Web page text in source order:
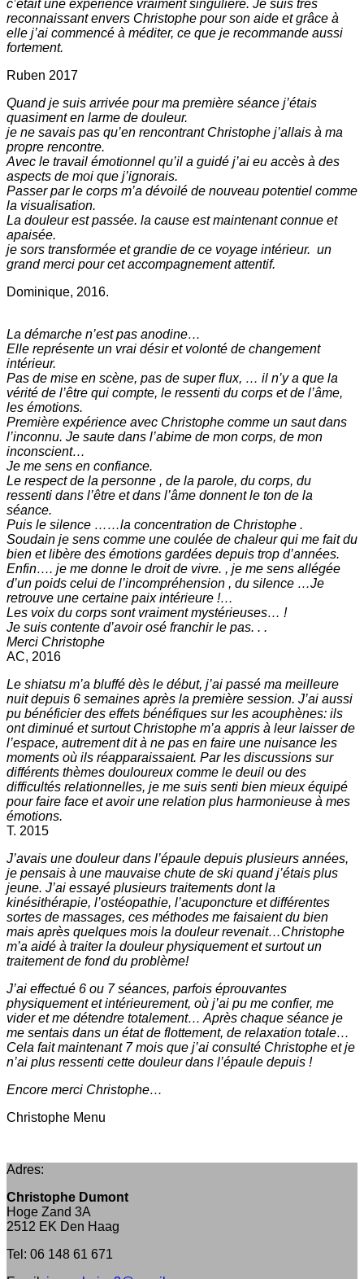
c’était une expérience vraiment singulière. Je suis très
reconnaissant envers Christophe pour son aide et grâce à
elle j’ai commencé à méditer, ce que je recommande aussi
fortement.
Ruben 2017
Quand je suis arrivée pour ma première séance j’étais
quasiment en larme de douleur.
je ne savais pas qu’en rencontrant Christophe j’allais à ma
propre rencontre.
Avec le travail émotionnel qu’il a guidé j’ai eu accès à des
aspects de moi que j’ignorais.
Passer par le corps m’a dévoilé de nouveau potentiel comme
la visualisation.
La douleur est passée. la cause est maintenant connue et
apaisée.
je sors transformée et grandie de ce voyage intérieur. un
grand merci pour cet accompagnement attentif.
Dominique, 2016.
La démarche n’est pas anodine…
Elle représente un vrai désir et volonté de changement
intérieur.
Pas de mise en scène, pas de super flux, … il n’y a que la
vérité de l’être qui compte, le ressenti du corps et de l’âme,
les émotions.
Première expérience avec Christophe comme un saut dans
l’inconnu. Je saute dans l’abime de mon corps, de mon
inconscient…
Je me sens en confiance.
Le respect de la personne , de la parole, du corps, du
ressenti dans l’être et dans l’âme donnent le ton de la
séance.
Puis le silence ……la concentration de Christophe .
Soudain je sens comme une coulée de chaleur qui me fait du
bien et libère des émotions gardées depuis trop d’années.
Enfin…. je me donne le droit de vivre. , je me sens allégée
d’un poids celui de l’incompréhension , du silence …Je
retrouve une certaine paix intérieure !…
Les voix du corps sont vraiment mystérieuses… !
Je suis contente d’avoir osé franchir le pas. . .
Merci Christophe
AC, 2016
Le shiatsu m’a bluffé dès le début, j’ai passé ma meilleure
nuit depuis 6 semaines après la première session. J’ai aussi
pu bénéficier des effets bénéfiques sur les acouphènes: ils
ont diminué et surtout Christophe m’a appris à leur laisser de
l’espace, autrement dit à ne pas en faire une nuisance les
moments où ils réapparaissaient. Par les discussions sur
différents thèmes douloureux comme le deuil ou des
difficultés relationnelles, je me suis senti bien mieux équipé
pour faire face et avoir une relation plus harmonieuse à mes
émotions.
T. 2015
J’avais une douleur dans l’épaule depuis plusieurs années,
je pensais à une mauvaise chute de ski quand j’étais plus
jeune. J’ai essayé plusieurs traitements dont la
kinésithérapie, l’ostéopathie, l’acuponcture et différentes
sortes de massages, ces méthodes me faisaient du bien
mais après quelques mois la douleur revenait…Christophe
m’a aidé à traiter la douleur physiquement et surtout un
traitement de fond du problème!
J’ai effectué 6 ou 7 séances, parfois éprouvantes
physiquement et intérieurement, où j’ai pu me confier, me
vider et me détendre totalement… Après chaque séance je
me sentais dans un état de flottement, de relaxation totale…
Cela fait maintenant 7 mois que j’ai consulté Christophe et je
n’ai plus ressenti cette douleur dans l’épaule depuis !
Encore merci Christophe…
Christophe Menu
Adres:
Christophe Dumont
Hoge Zand 3A
2512 EK Den Haag
Tel: 06 148 61 671